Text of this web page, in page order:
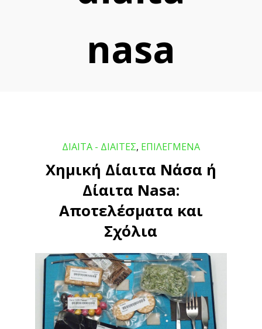
nasa
ΔΙΑΙΤΑ - ΔΙΑΙΤΕΣ, ΕΠΙΛΕΓΜΕΝΑ
Χημική Δίαιτα Νάσα ή
Δίαιτα Nasa:
Αποτελέσματα και
Σχόλια